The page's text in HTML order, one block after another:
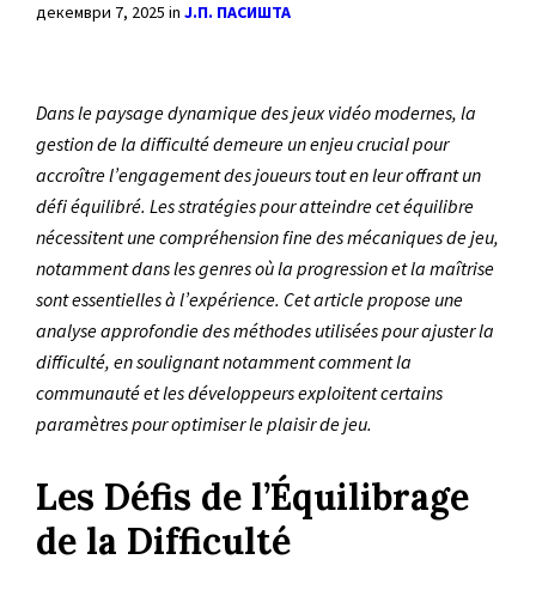
декември 7, 2025 in Ј.П. ПАСИШТА
Dans le paysage dynamique des jeux vidéo modernes, la
gestion de la difficulté demeure un enjeu crucial pour
accroître l’engagement des joueurs tout en leur offrant un
défi équilibré. Les stratégies pour atteindre cet équilibre
nécessitent une compréhension fine des mécaniques de jeu,
notamment dans les genres où la progression et la maîtrise
sont essentielles à l’expérience. Cet article propose une
analyse approfondie des méthodes utilisées pour ajuster la
difficulté, en soulignant notamment comment la
communauté et les développeurs exploitent certains
paramètres pour optimiser le plaisir de jeu.
Les Défis de l’Équilibrage
de la Difficulté